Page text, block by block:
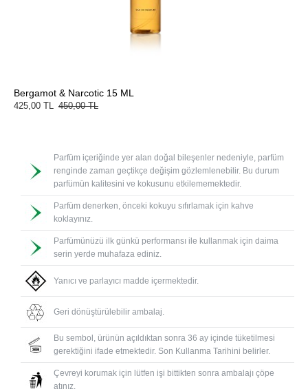
Bergamot & Narcotic 15 ML
425,00 TL 450,00 TL
Parfüm içeriğinde yer alan doğal bileşenler nedeniyle, parfüm
renginde zaman geçtikçe değişim gözlemlenebilir. Bu durum
parfümün kalitesini ve kokusunu etkilememektedir.
Parfüm denerken, önceki kokuyu sıfırlamak için kahve
koklayınız.
Parfümünüzü ilk günkü performansı ile kullanmak için daima
serin yerde muhafaza ediniz.
Yanıcı ve parlayıcı madde içermektedir.
Geri dönüştürülebilir ambalaj.
Bu sembol, ürünün açıldıktan sonra 36 ay içinde tüketilmesi
gerektiğini ifade etmektedir. Son Kullanma Tarihini belirler.
Çevreyi korumak için lütfen işi bittikten sonra ambalajı çöpe
atınız.